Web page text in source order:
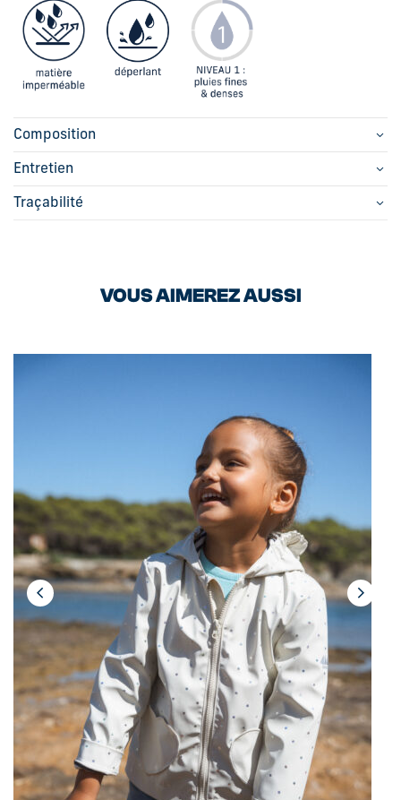
Composition
Entretien
Traçabilité
VOUS AIMEREZ AUSSI